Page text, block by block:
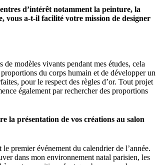
d’intérêt notamment la peinture, la
vous a-t-il facilité votre mission de designer
de modèles vivants pendant mes études, cela
proportions du corps humain et de développer un
pour le respect des règles d’or. Tout projet
également par rechercher des proportions
la présentation de vos créations au salon
premier événement du calendrier de l’année.
dans mon environnement natal parisien, les